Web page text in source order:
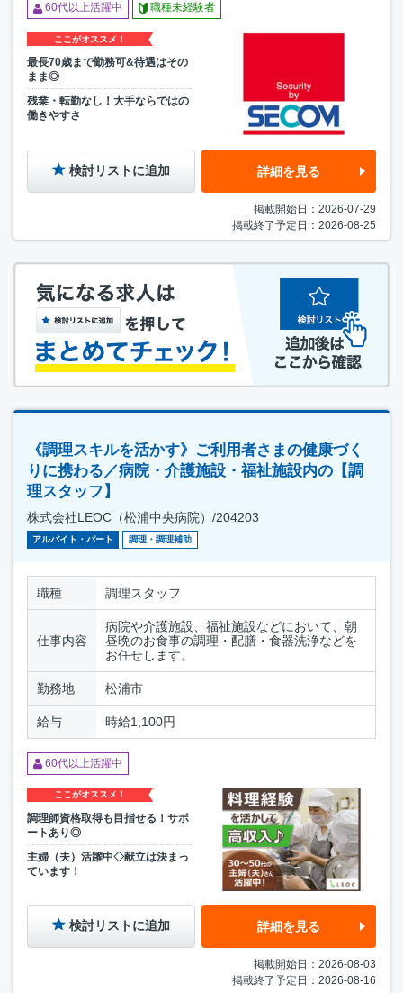
60代以上活躍中 職種未経験者
ここがオススメ！
最長70歳まで勤務可&待遇はその
まま◎
残業・転勤なし！大手ならではの
働きやすさ
検討リストに追加 詳細を見る
掲載開始日：2026-07-29
掲載終了予定日：2026-08-25
《調理スキルを活かす》ご利用者さまの健康づく
りに携わる／病院・介護施設・福祉施設内の【調
理スタッフ】
株式会社LEOC（松浦中央病院）/204203
アルバイト・パート 調理・調理補助
職種 調理スタッフ
仕事内容
病院や介護施設、福祉施設などにおいて、朝
昼晩のお食事の調理・配膳・食器洗浄などを
お任せします。
勤務地 松浦市
給与 時給1,100円
60代以上活躍中
ここがオススメ！
調理師資格取得も目指せる！サポ
ートあり◎
主婦（夫）活躍中◇献立は決まっ
ています！
検討リストに追加 詳細を見る
掲載開始日：2026-08-03
掲載終了予定日：2026-08-16